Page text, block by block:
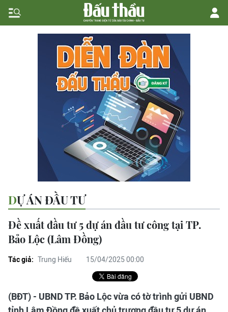
DỰ ÁN ĐẦU TƯ
Đề xuất đầu tư 5 dự án đầu tư công tại TP.
Bảo Lộc (Lâm Đồng)
Tác giả: Trung Hiếu 15/04/2025 00:00
(BĐT) - UBND TP. Bảo Lộc vừa có tờ trình gửi UBND